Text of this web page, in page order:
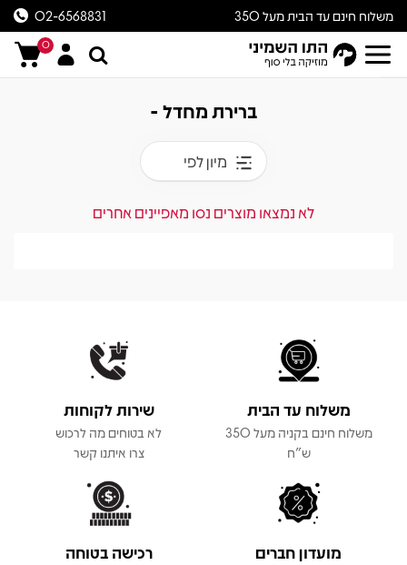
משלוח חינם עד הבית מעל 350
ש״ח
02-6568831
0
ברירת מחדל -
מיון לפי
לא נמצאו מוצרים נסו מאפיינים אחרים
משלוח עד הבית
משלוח חינם בקניה מעל 350
ש"ח
שירות לקוחות
לא בטוחים מה לרכוש
צרו איתנו קשר
מועדון חברים רכישה בטוחה